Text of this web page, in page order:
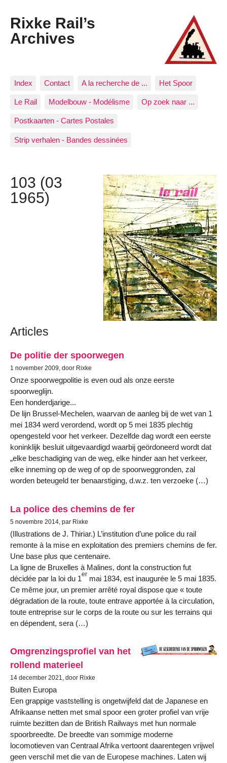
Rixke Rail’s
Archives
Index Contact A la recherche de ... Het Spoor
Le Rail Modelbouw - Modélisme Op zoek naar ...
Postkaarten - Cartes Postales
Strip verhalen - Bandes dessinées
103 (03
1965)
Articles
De politie der spoorwegen
1 november 2009, door Rixke
Onze spoorwegpolitie is even oud als onze eerste
spoorweglijn.
Een honderdjarige...
De lijn Brussel-Mechelen, waarvan de aanleg bij de wet van 1
mei 1834 werd verordend, wordt op 5 mei 1835 plechtig
opengesteld voor het verkeer. Dezelfde dag wordt een eerste
koninklijk besluit uitgevaardigd waarbij geördoneerd wordt dat
„elke beschadiging van de weg, elke hinder aan het verkeer,
elke inneming op de weg of op de spoorweggronden, zal
worden beteugeld ter benaarstiging, d.w.z. ten verzoeke (…)
La police des chemins de fer
5 novembre 2014, par Rixke
(Illustrations de J. Thiriar.) L’institution d’une police du rail
remonte à la mise en exploitation des premiers chemins de fer.
Une base plus que centenaire.
La ligne de Bruxelles à Malines, dont la construction fut
décidée par la loi du 1er mai 1834, est inaugurée le 5 mai 1835.
Ce même jour, un premier arrêté royal dispose que « toute
dégradation de la route, toute entrave apportée à la circulation,
toute entreprise sur le corps de la route ou sur les terrains qui
en dépendent, sera (…)
Omgrenzingsprofiel van het
rollend materieel
14 december 2021, door Rixke
Buiten Europa
Een grappige vaststelling is ongetwijfeld dat de Japanese en
Afrikaanse netten met smal spoor een groter profiel van vrije
ruimte bezitten dan de British Railways met hun normale
spoorbreedte. De breedte van sommige moderne
locomotieven van Centraal Afrika vertoont daarentegen vrijwel
geen verschil met die van de Europese machines. Laten wij